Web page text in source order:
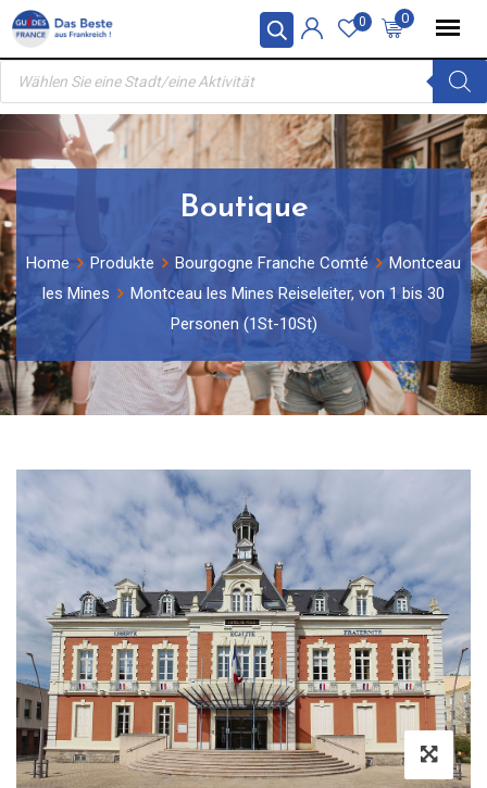
Skip
content
0
0
Products
search
Boutique
Home Produkte Bourgogne Franche Comté
Montceau
les Mines
Montceau les Mines Reiseleiter, von 1 bis 30
Personen (1St-10St)